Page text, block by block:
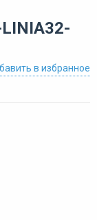
в избранное